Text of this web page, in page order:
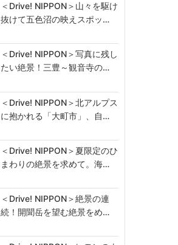
＜Drive! NIPPON＞山々を駆け
抜けて五色沼の映えスポッ…
＜Drive! NIPPON＞写真に残し
たい絶景！三豊～観音寺の…
＜Drive! NIPPON＞北アルプス
に抱かれる「大町市」、自…
＜Drive! NIPPON＞夏限定のひ
まわりの絶景を求めて。海…
＜Drive! NIPPON＞絶景の連
続！開聞岳を望む絶景をめ…